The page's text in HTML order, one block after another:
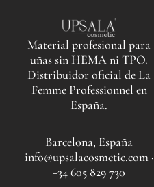
Material profesional para
uñas sin HEMA ni TPO.
Distribuidor oficial de La
Femme Professionnel en
España.
Barcelona, España
info@upsalacosmetic.com ·
+34 605 829 730